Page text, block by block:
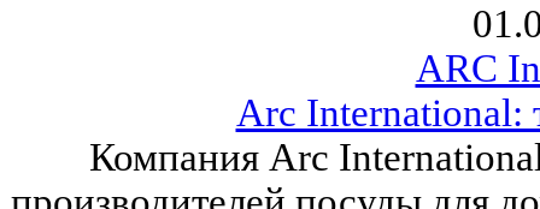
ARC
Arc International:
Компания Arc